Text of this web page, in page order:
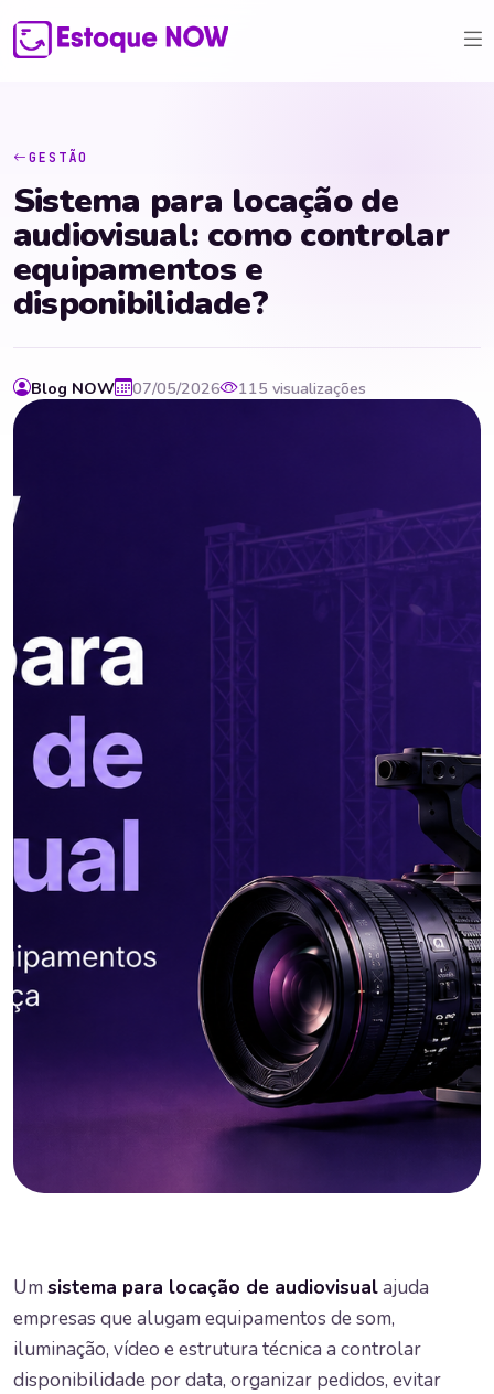
GESTÃO
Sistema para locação de
audiovisual: como controlar
equipamentos e
disponibilidade?
Blog NOW 07/05/2026 115 visualizações
Um sistema para locação de audiovisualajuda
empresas que alugam equipamentos de som,
iluminação, vídeo e estrutura técnica a controlar
disponibilidade por data, organizar pedidos, evitar